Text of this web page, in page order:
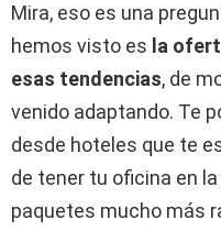
Mira, eso es una
hemos visto es la
esas tendencias, de
venido adaptando. Te
desde hoteles que te
de tener tu oficina en
paquetes mucho más